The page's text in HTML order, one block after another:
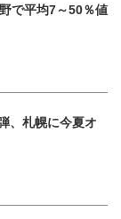
で平均7～50％値
、札幌に今夏オ